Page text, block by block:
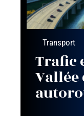
Transport
Trafic
Vallée